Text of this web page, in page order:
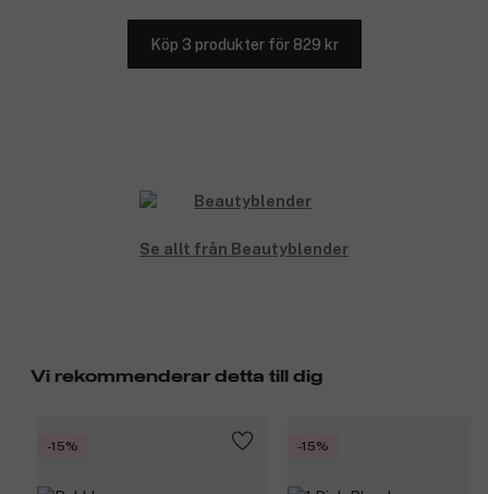
Köp 3 produkter för 829 kr
Se allt från Beautyblender
Vi rekommenderar detta till dig
-15% -15%